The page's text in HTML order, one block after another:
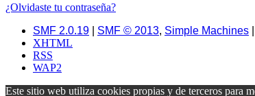
¿Olvidaste tu contraseña?
SMF 2.0.19
SMF © 2013, Simple Machines
XHTML
RSS
WAP2
Este sitio web utiliza cookies propias y de terceros para